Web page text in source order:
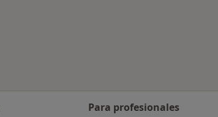
Para profesionales